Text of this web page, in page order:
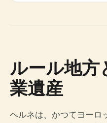
ルール地方
業遺産
ヘルネは、かつてヨーロ